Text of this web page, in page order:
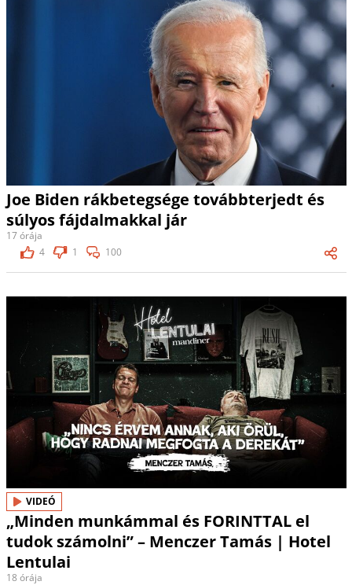
Joe Biden rákbetegsége továbbterjedt és
súlyos fájdalmakkal jár
17 órája
4
1 100
VIDEÓ
„Minden munkámmal és FORINTTAL el
tudok számolni” – Menczer Tamás | Hotel
Lentulai
18 órája